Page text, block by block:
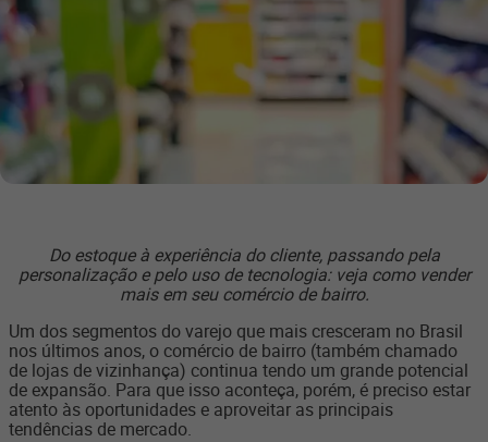
Do estoque à experiência do cliente, passando pela
personalização e pelo uso de tecnologia: veja como vender
mais em seu comércio de bairro.
Um dos segmentos do varejo que mais cresceram no Brasil
nos últimos anos, o comércio de bairro (também chamado
de lojas de vizinhança) continua tendo um grande potencial
de expansão. Para que isso aconteça, porém, é preciso estar
atento às oportunidades e aproveitar as principais
tendências de mercado.